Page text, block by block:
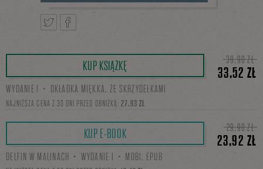
TweetnijPodziel
się
na
KUP KSIĄŻKĘ 39,90 ZŁ
33,52 ZŁ
WYDANIE I・OKŁADKA MIĘKKA, ZE SKRZYDEŁKAMI
NAJNIŻSZA CENA Z 30 DNI PRZED OBNIŻKĄ: 27,93 ZŁ
KUP E-BOOK 29,90 ZŁ
23,92 ZŁ
DELFIN W MALINACH・WYDANIE I・MOBI, EPUB